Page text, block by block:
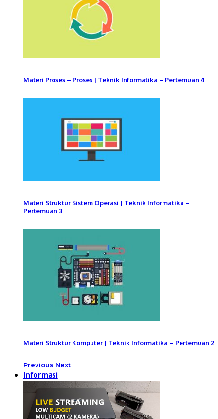
Materi Proses – Proses | Teknik Informatika – Pertemuan 4
Materi Struktur Sistem Operasi | Teknik Informatika –
Pertemuan 3
Materi Struktur Komputer | Teknik Informatika – Pertemuan 2
Previous Next
Informasi